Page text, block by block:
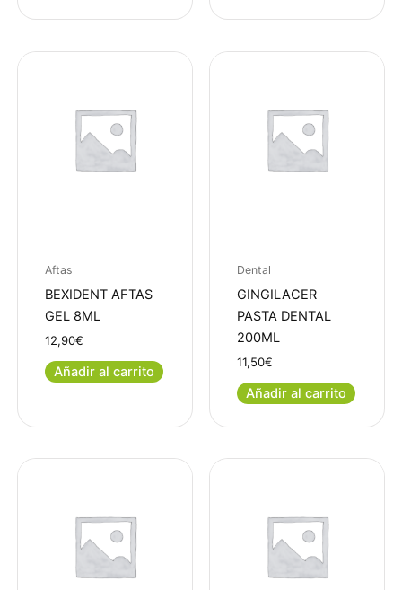
Aftas
BEXIDENT AFTAS
GEL 8ML
12,90€
Añadir al carrito
Dental
GINGILACER
PASTA DENTAL
200ML
11,50€
Añadir al carrito